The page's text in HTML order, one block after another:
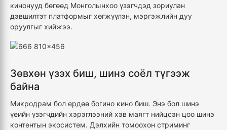
кинонууд бөгөөд Монголынхоо үзэгчдэд зориулан
дэвшилтэт платформыг хөгжүүлэн, мэргэжлийн дуу
оруулгыг хийжээ.
Зөвхөн үзэх биш, шинэ соёл түгээж
байна
Микродрам бол ердөө богино кино биш. Энэ бол шинэ
үеийн үзэгчдийн хэрэглээний хэв маягт нийцсэн цоо шинэ
контентын экосистем. Дэлхийн томоохон стриминг